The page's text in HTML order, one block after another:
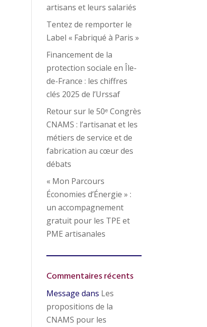
artisans et leurs salariés
Tentez de remporter le
Label « Fabriqué à Paris »
Financement de la
protection sociale en Île-
de-France : les chiffres
clés 2025 de l’Urssaf
Retour sur le 50ᵉ Congrès
CNAMS : l’artisanat et les
métiers de service et de
fabrication au cœur des
débats
« Mon Parcours
Économies d’Énergie » :
un accompagnement
gratuit pour les TPE et
PME artisanales
Commentaires récents
Message dans Les
propositions de la
CNAMS pour les